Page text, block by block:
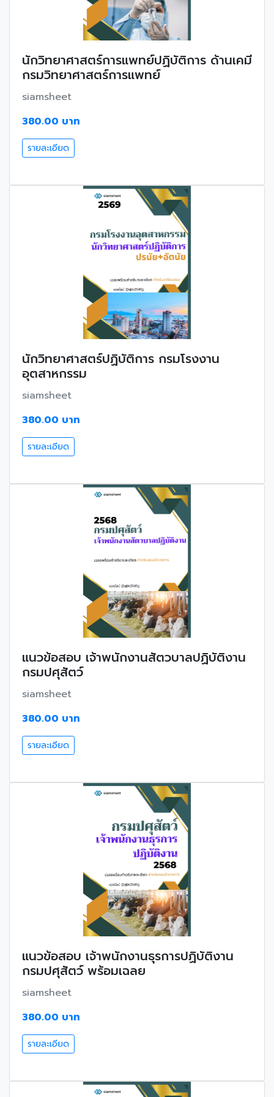
นักวิทยาศาสตร์การแพทย์ปฏิบัติการ ด้านเคมี
กรมวิทยาศาสตร์การแพทย์
siamsheet
380.00 บาท
รายละเอียด
นักวิทยาศาสตร์ปฏิบัติการ กรมโรงงาน
อุตสาหกรรม
siamsheet
380.00 บาท
รายละเอียด
แนวข้อสอบ เจ้าพนักงานสัตวบาลปฏิบัติงาน
กรมปศุสัตว์
siamsheet
380.00 บาท
รายละเอียด
แนวข้อสอบ เจ้าพนักงานธุรการปฏิบัติงาน
กรมปศุสัตว์ พร้อมเฉลย
siamsheet
380.00 บาท
รายละเอียด